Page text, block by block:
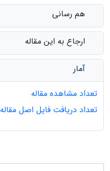
هم رسانی
ارجاع به این مقاله
آمار
تعداد مشاهده مقاله
تعداد دریافت فایل اصل مقاله